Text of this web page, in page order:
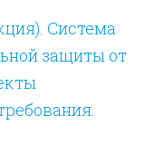
Система
защиты от